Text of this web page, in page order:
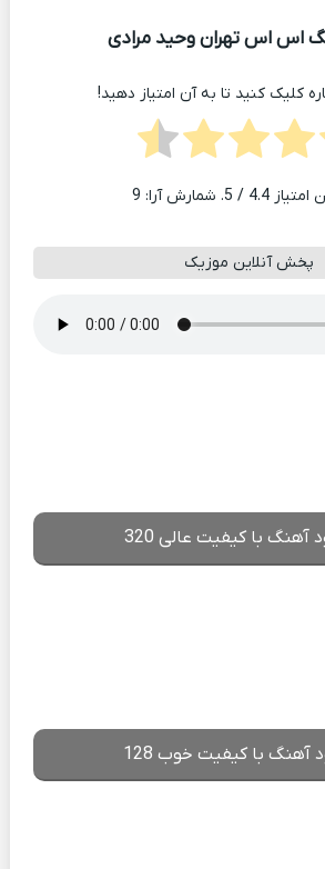
اس اس تهران وحید مرادی
کلیک کنید تا به آن امتیاز دهید!
امتیاز4.4 / 5. شمارش آرا: 9
پخش آنلاین موزیک
آهنگ با کیفیت عالی 320
آهنگ با کیفیت خوب 128